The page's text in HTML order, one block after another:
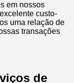
em nossos
custo-
uma relação de
transações
de